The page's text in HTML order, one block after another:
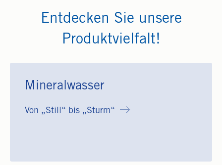
Entdecken Sie unsere
Produktvielfalt!
Mineralwasser
Von „Still“ bis „Sturm“